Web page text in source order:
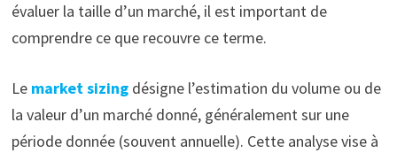
évaluer la taille d’un marché, il est important de
comprendre ce que recouvre ce terme.
Le market sizingdésigne l’estimation du volume ou de
la valeur d’un marché donné, généralement sur une
période donnée (souvent annuelle). Cette analyse vise à